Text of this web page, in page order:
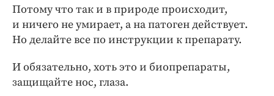
Потому что так и в природе происходит,
и ничего не умирает, а на патоген действует.
Но делайте все по инструкции к препарату.
И обязательно, хоть это и биопрепараты,
защищайте нос, глаза.